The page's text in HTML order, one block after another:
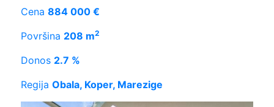
Cena 884 000 €
Površina 208 m2
Donos 2.7 %
Regija Obala, Koper, Marezige